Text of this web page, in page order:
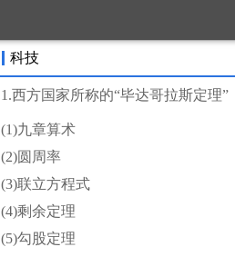
科技
1.西方国家所称的“毕达哥拉斯定理”
(1)九章算术
(2)圆周率
(3)联立方程式
(4)剩余定理
(5)勾股定理